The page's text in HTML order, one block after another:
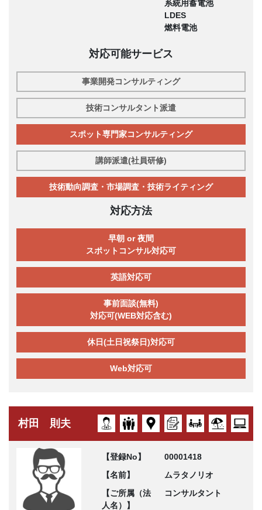
系統用蓄電池
LDES
燃料電池
対応可能サービス
事業開発コンサルティング
技術コンサルタント派遣
スポット専門家コンサルティング
講師派遣(社員研修)
技術動向調査・市場調査・技術ライティング
対応方法
早朝 or 夜間
スポットコンサル対応可
英語対応可
事前面談(無料)
対応可(WEB対応含む)
休日(土日祝祭日)対応可
Web対応可
村田 則夫
【登録No】
00001418
【名前】
ムラタノリオ
【ご所属（法
人名）】
コンサルタント